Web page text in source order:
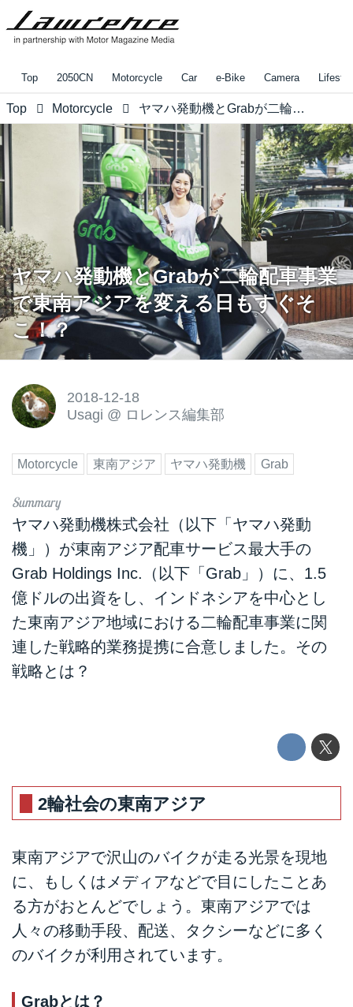
Top 2050CN Motorcycle Car e-Bike Camera
Top Motorcycle ヤマハ発動機とGrabが二輪配車事業で東南アジアを変える日もすぐそこ！？
ヤマハ発動機とGrabが二輪配車事業
で東南アジアを変える日もすぐそ
こ！？
2018-12-18
Usagi @ ロレンス編集部
Motorcycle 東南アジア ヤマハ発動機 Grab
ヤマハ発動機株式会社（以下「ヤマハ発動
機」）が東南アジア配車サービス最大手の
Grab Holdings Inc.（以下「Grab」）に、1.5
億ドルの出資をし、インドネシアを中心とし
た東南アジア地域における二輪配車事業に関
連した戦略的業務提携に合意しました。その
戦略とは？
2輪社会の東南アジア
東南アジアで沢山のバイクが走る光景を現地
に、もしくはメディアなどで目にしたことあ
る方がおとんどでしょう。東南アジアでは
人々の移動手段、配送、タクシーなどに多く
のバイクが利用されています。
Grabとは？